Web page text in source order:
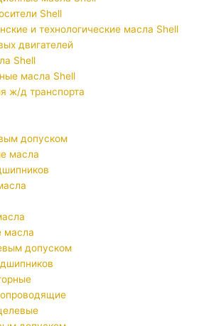
Shell
и технологические масла Shell
двигателей
Shell
масла Shell
ж/д транспорта
допуском
масла
масла
допуском